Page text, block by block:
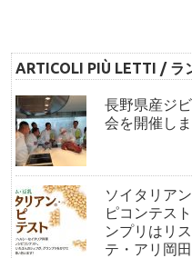
ARTICOLI PIÙ LETTI / ラ
長野県産ジ
会を開催しま
ソイタリア
ピコンテス
ンプリはリ
テ・アリ岡